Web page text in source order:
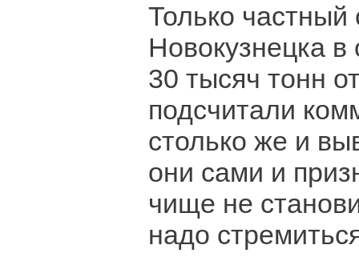
Только частный
Новокузнецка в
30 тысяч тонн
подсчитали
столько же и
они сами и
чище не
надо